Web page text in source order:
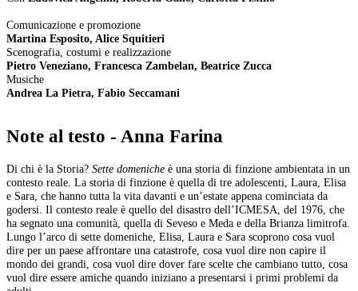
Comunicazione e promozione
Martina Esposito, Alice Squitieri
Scenografia, costumi e realizzazione
Pietro Veneziano, Francesca Zambelan, Beatrice Zucca
Musiche
Andrea La Pietra, Fabio Seccamani
Note al testo - Anna Farina
Di chi è la Storia? Sette domeniche è una storia di finzione ambientata in un
contesto reale. La storia di finzione è quella di tre adolescenti, Laura, Elisa
e Sara, che hanno tutta la vita davanti e un’estate appena cominciata da
godersi. Il contesto reale è quello del disastro dell’ICMESA, del 1976, che
ha segnato una comunità, quella di Seveso e Meda e della Brianza limitrofa.
Lungo l’arco di sette domeniche, Elisa, Laura e Sara scoprono cosa vuol
dire per un paese affrontare una catastrofe, cosa vuol dire non capire il
mondo dei grandi, cosa vuol dire dover fare scelte che cambiano tutto, cosa
vuol dire essere amiche quando iniziano a presentarsi i primi problemi da